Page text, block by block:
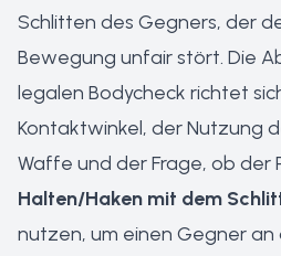
Schlitten des Gegners, der
Bewegung unfair stört. Die
legalen Bodycheck richtet
Kontaktwinkel, der Nutzung
Waffe und der Frage, ob der
Halten/Haken mit dem
nutzen, um einen Gegner